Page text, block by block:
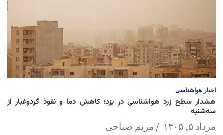
اخبار هواشناسی
هشدار سطح زرد هواشناسی در یزد؛ کاهش دما و نفوذ گردوغبار از
سه‌شنبه
مرداد ۵, ۱۴۰۵ مریم صباحی